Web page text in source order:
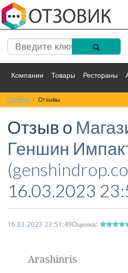
Компании Товары Рестораны
Спорт Фильмы
Красота Здоровье Остальное
Главная Отзывы
Отзыв о
Геншин
16.03.2023
16.03.2023 23:51:49Оценка:
Arashinris